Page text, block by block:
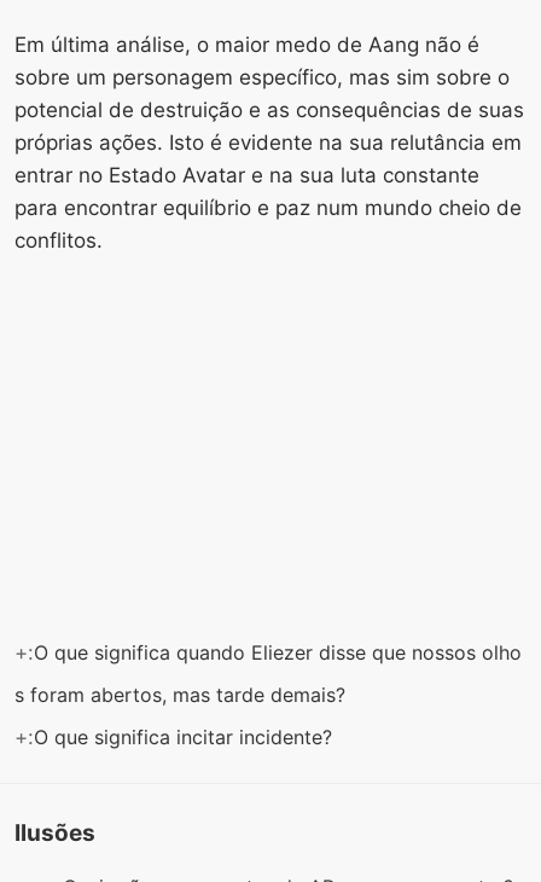
Em última análise, o maior medo de Aang não é
sobre um personagem específico, mas sim sobre o
potencial de destruição e as consequências de suas
próprias ações. Isto é evidente na sua relutância em
entrar no Estado Avatar e na sua luta constante
para encontrar equilíbrio e paz num mundo cheio de
conflitos.
+:O que significa quando Eliezer disse que nossos olho
s foram abertos, mas tarde demais?
+:O que significa incitar incidente?
Ilusões